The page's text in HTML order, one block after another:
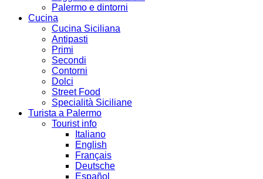
Palermo e dintorni
Cucina
Cucina Siciliana
Antipasti
Primi
Secondi
Contorni
Dolci
Street Food
Specialità Siciliane
Turista a Palermo
Tourist info
Italiano
English
Français
Deutsche
Español